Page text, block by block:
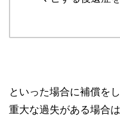
といった場合に補償を
重大な過失がある場合